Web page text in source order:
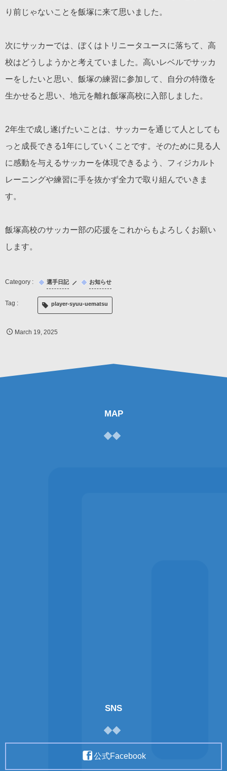
り前じゃないことを飯塚に来て思いました。
次にサッカーでは、ぼくはトリニータユースに落ちて、高
校はどうしようかと考えていました。高いレベルでサッカ
ーをしたいと思い、飯塚の練習に参加して、自分の特徴を
生かせると思い、地元を離れ飯塚高校に入部しました。
2年生で成し遂げたいことは、サッカーを通じて人としても
っと成長できる1年にしていくことです。そのために見る人
に感動を与えるサッカーを体現できるよう、フィジカルト
レーニングや練習に手を抜かず全力で取り組んでいきま
す。
飯塚高校のサッカー部の応援をこれからもよろしくお願い
します。
選手日記 お知らせ
player-syuu-uematsu
March 19 ,2025
MAP
SNS
公式Facebook